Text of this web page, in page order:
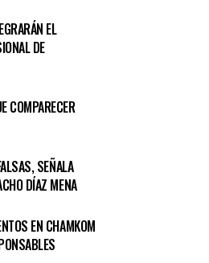
EL
DE
COMPARECER
SEÑALA
DÍAZ MENA
EN CHAMKOM